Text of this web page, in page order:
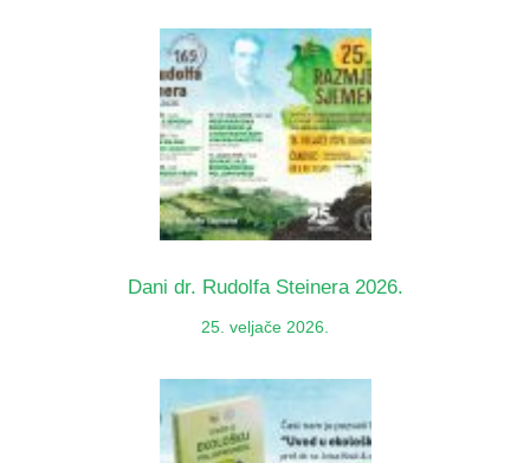
Dani dr. Rudolfa Steinera 2026.
25. veljače 2026.